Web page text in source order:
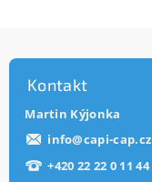
Kontakt
Martin Kýjonka
info@capi-cap.cz
+420 22 22 0 11 44